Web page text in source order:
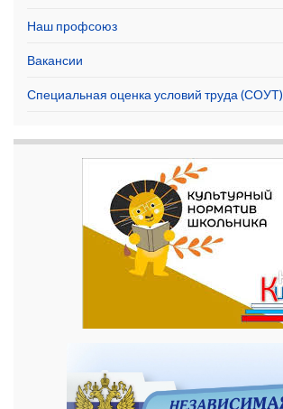
Наш профсоюз
Вакансии
Специальная оценка условий труда (СОУТ)